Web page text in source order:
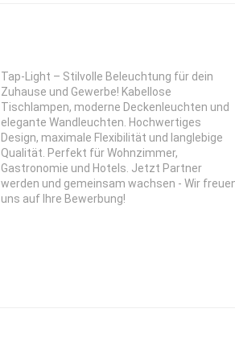
Tap-Light – Stilvolle Beleuchtung für dein
Zuhause und Gewerbe! Kabellose
Tischlampen, moderne Deckenleuchten und
elegante Wandleuchten. Hochwertiges
Design, maximale Flexibilität und langlebige
Qualität. Perfekt für Wohnzimmer,
Gastronomie und Hotels. Jetzt Partner
werden und gemeinsam wachsen - Wir
uns auf Ihre Bewerbung!